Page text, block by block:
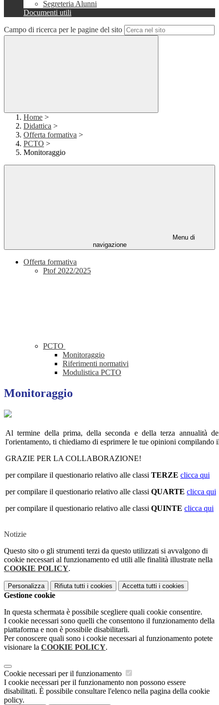
Segreteria Alunni
Documenti utili
Campo di ricerca per le pagine del sito
Home >
Didattica >
Offerta formativa >
PCTO >
Monitoraggio
Menu di
navigazione
Offerta formativa
Ptof 2022/2025
PCTO
Monitoraggio
Riferimenti normativi
Modulistica PCTO
Monitoraggio
Al termine della prima, della seconda e della terza annualità
l'orientamento, ti chiediamo di esprimere le tue opinioni compilando
GRAZIE PER LA COLLABORAZIONE!
per compilare il questionario relativo alle classi TERZE clicca qui
per compilare il questionario relativo alle classi QUARTE clicca qui
per compilare il questionario relativo alle classi QUINTE clicca qui
Notizie
Questo sito o gli strumenti terzi da questo utilizzati si avvalgono di
cookie necessari al funzionamento ed utili alle finalità illustrate nella
COOKIE POLICY.
Personalizza Rifiuta tutti i cookies Accetta tutti i cookies
Gestione cookie
In questa schermata è possibile scegliere quali cookie consentire.
I cookie necessari sono quelli che consentono il funzionamento della
piattaforma e non è possibile disabilitarli.
Per conoscere quali sono i cookie necessari al funzionamento potete
visionare la COOKIE POLICY.
Cookie necessari per il funzionamento
I cookie necessari per il funzionamento non possono essere
disabilitati. È possibile consultare l'elenco nella pagina della cookie
policy.